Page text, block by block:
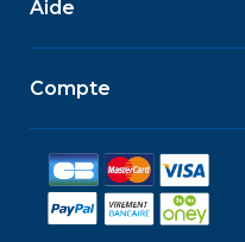
Aide
Compte